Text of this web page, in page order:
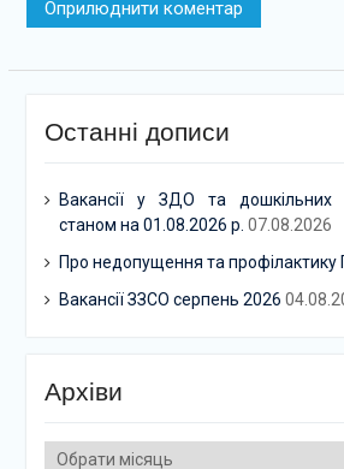
Останні дописи
Вакансії у ЗДО та дошкільних
станом на 01.08.2026 р. 07.08.2026
Про недопущення та профілактику
Вакансії ЗЗСО серпень 2026
Архіви
Архіви